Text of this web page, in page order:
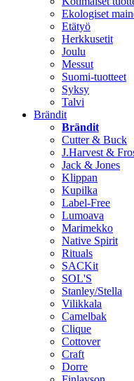
Ekologiset
Etätyö
Herkkusetit
Joulu
Messut
Suomi-tuotteet
Syksy
Talvi
Brändit
Brändit
Cutter & Buck
J.Harvest &
Jack & Jones
Klippan
Kupilka
Label-Free
Lumoava
Marimekko
Native Spirit
Rituals
SACKit
SOL'S
Stanley/Stella
Vilikkala
Camelbak
Clique
Cottover
Craft
Dorre